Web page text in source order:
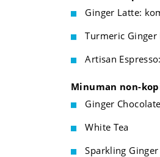
Ginger Latte:
Turmeric
Artisan
Minuman non-
Ginger Chocolate
White Tea
Sparkling